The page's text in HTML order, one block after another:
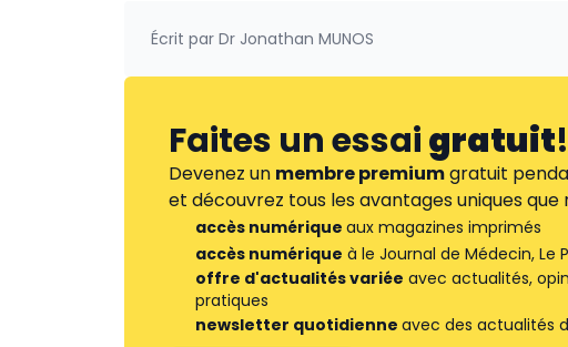
Écrit par Dr Jonathan MUNOS
Faites un essaigratuit!
Devenez un membre premiumgratuit
et découvrez tous les avantages uniques que
accès numérique aux magazines imprimés
accès numérique à le Journal de Médecin, Le
offre d'actualités variée avec actualités,
pratiques
newsletter quotidienne avec des actualités